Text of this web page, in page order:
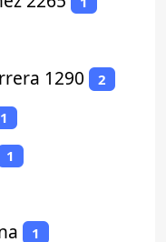
1290 2
1
1
1